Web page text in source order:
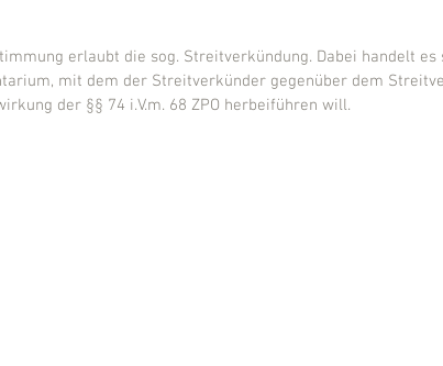
erlaubt die sog. Streitverkündung. Dabei handelt
mit dem der Streitverkünder gegenüber dem
der §§ 74 i.V.m. 68 ZPO herbeiführen will.